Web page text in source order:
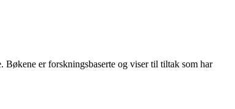
er forskningsbaserte og viser til tiltak som har